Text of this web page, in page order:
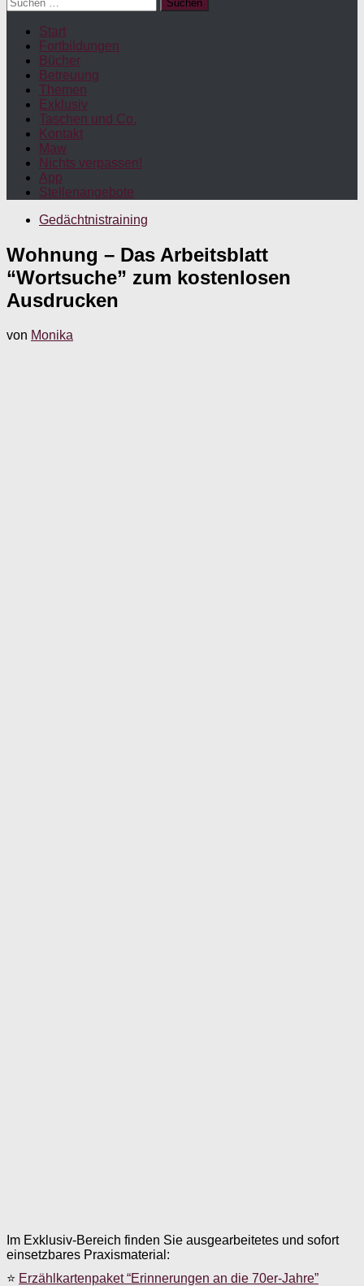
nach:
Start
Fortbildungen
Bücher
Betreuung
Themen
Exklusiv
Taschen und Co.
Kontakt
Maw
Nichts verpassen!
App
Stellenangebote
Gedächtnistraining
Wohnung – Das Arbeitsblatt
“Wortsuche” zum kostenlosen
Ausdrucken
von Monika
Im Exklusiv-Bereich finden Sie ausgearbeitetes und sofort
einsetzbares Praxismaterial:
⭐ Erzählkartenpaket “Erinnerungen an die 70er-Jahre”